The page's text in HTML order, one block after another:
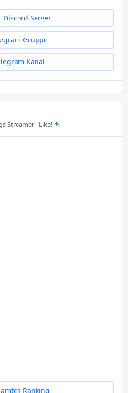
Discord Server
Gruppe
Kanal
Streamer - Like!
Ranking